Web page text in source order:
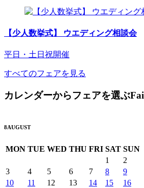
【少人数挙式】 ウエディング相談会
平日・土日祝開催
すべてのフェアを見る
カレンダーからフェアを選ぶ
8AUGUST
MON TUE WED THU FRI SAT SUN
1
2
3
4 5 6 7 8
9
10
11 12 13 14 15
16